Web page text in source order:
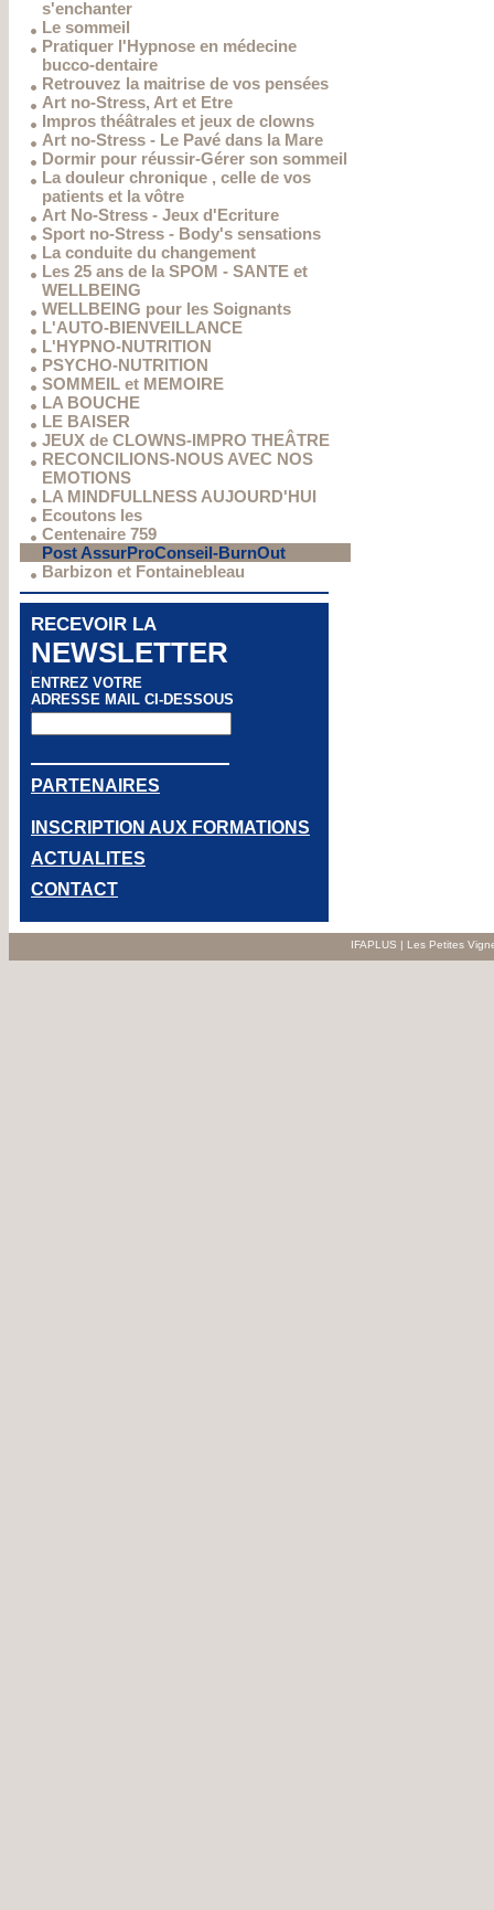
s'enchanter
Le sommeil
Pratiquer l'Hypnose en médecine
bucco-dentaire
Retrouvez la maitrise de vos pensées
Art no-Stress, Art et Etre
Impros théâtrales et jeux de clowns
Art no-Stress - Le Pavé dans la Mare
Dormir pour réussir-Gérer son sommeil
La douleur chronique , celle de vos
patients et la vôtre
Art No-Stress - Jeux d'Ecriture
Sport no-Stress - Body's sensations
La conduite du changement
Les 25 ans de la SPOM - SANTE et
WELLBEING
WELLBEING pour les Soignants
L'AUTO-BIENVEILLANCE
L'HYPNO-NUTRITION
PSYCHO-NUTRITION
SOMMEIL et MEMOIRE
LA BOUCHE
LE BAISER
JEUX de CLOWNS-IMPRO THEÂTRE
RECONCILIONS-NOUS AVEC NOS
EMOTIONS
LA MINDFULLNESS AUJOURD'HUI
Ecoutons les
Centenaire 759
Post AssurProConseil-BurnOut
Barbizon et Fontainebleau
RECEVOIR LA
NEWSLETTER
ENTREZ VOTRE
ADRESSE MAIL CI-DESSOUS
PARTENAIRES
INSCRIPTION AUX FORMATIONS
ACTUALITES
CONTACT
IFAPLUS | Les Petites